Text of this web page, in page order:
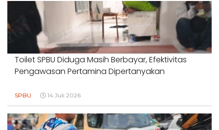
Toilet SPBU Diduga Masih Berbayar, Efektivitas
Pengawasan Pertamina Dipertanyakan
SPBU 14 Juli 2026